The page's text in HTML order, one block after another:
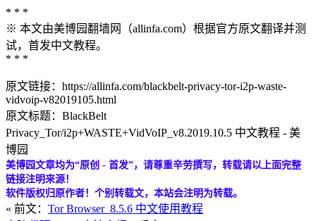
* * *
※ 本文由美博园翻墙网（allinfa.com）根据官方原文翻译并测
试，首发中文教程。
* * *
原文链接：https://allinfa.com/blackbelt-privacy-tor-i2p-waste-
vidvoip-v82019105.html
原文标题：BlackBelt
Privacy_Tor/i2p+WASTE+VidVoIP_v8.2019.10.5 中文教程 - 美
博园
美博园文章均为“原创 - 首发”，请尊重辛劳撰写，转载请以上面完整
链接注明来源！
软件版权归原作者！个别转载文，本站会注明为转载。
« 前文： Tor Browser_8.5.6 中文使用教程